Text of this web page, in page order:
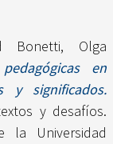
Bonetti, Olga
pedagógicas en
y significados.
y desafíos.
la Universidad